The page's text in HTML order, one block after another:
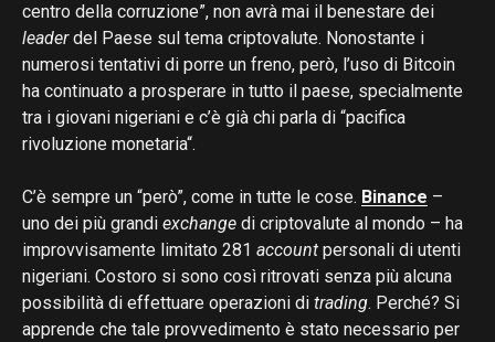
centro della corruzione”, non avrà mai il benestare dei
leaderdel Paese sul tema criptovalute. Nonostante i
numerosi tentativi di porre un freno, però, l’uso di Bitcoin
ha continuato a prosperare in tutto il paese, specialmente
tra i giovani nigeriani e c’è già chi parla di “pacifica
rivoluzione monetaria“.
C’è sempre un “però”, come in tutte le cose. Binance –
uno dei più grandi exchange di criptovalute al mondo – ha
improvvisamente limitato 281 account personali di utenti
nigeriani. Costoro si sono così ritrovati senza più alcuna
possibilità di effettuare operazioni di trading. Perché? Si
apprende che tale provvedimento è stato necessario per